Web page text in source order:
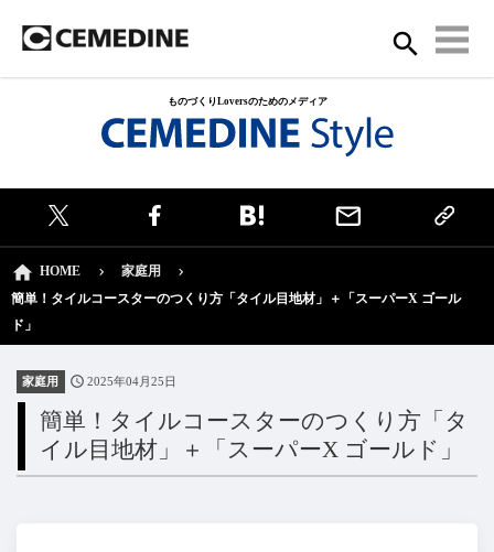
ものづくりLoversのためのメディア
HOME
家庭用
簡単！タイルコースターのつくり方「タイル目地材」＋「スーパーX ゴール
ド」
家庭用 2025年04月25日
簡単！タイルコースターのつくり方「タ
イル目地材」＋「スーパーX ゴールド」